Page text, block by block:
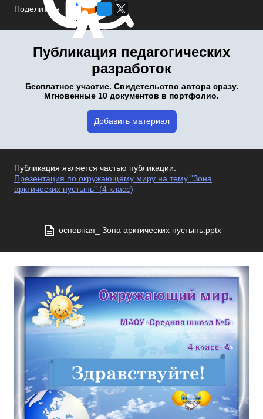
Поделиться
Публикация педагогических
разработок
Бесплатное участие. Свидетельство автора сразу.
Мгновенные 10 документов в портфолио.
Добавить материал
Публикация является частью публикации:
Презентация по окружающему миру на тему "Зона
арктических пустынь" (4 класс)
основная_ Зона арктических пустынь.pptx